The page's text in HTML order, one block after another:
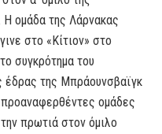
Η ομάδα της Λάρνακας
στο «Κίτιον» στο
συγκρότημα του
έδρας της Μπράουνσβαϊγκ
ομάδες
πρωτιά στον όμιλο